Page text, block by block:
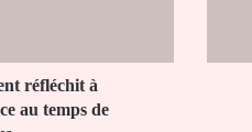
réfléchit à
au temps de
au